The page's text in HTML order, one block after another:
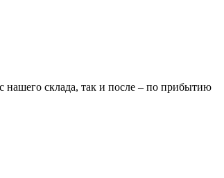
нашего склада, так и после – по прибытию